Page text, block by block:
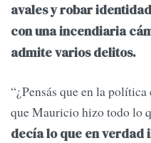
avales y robar
con una incendiaria
admite varios delitos.
“¿Pensás que en la
que Mauricio hizo todo lo
decía lo que en verdad